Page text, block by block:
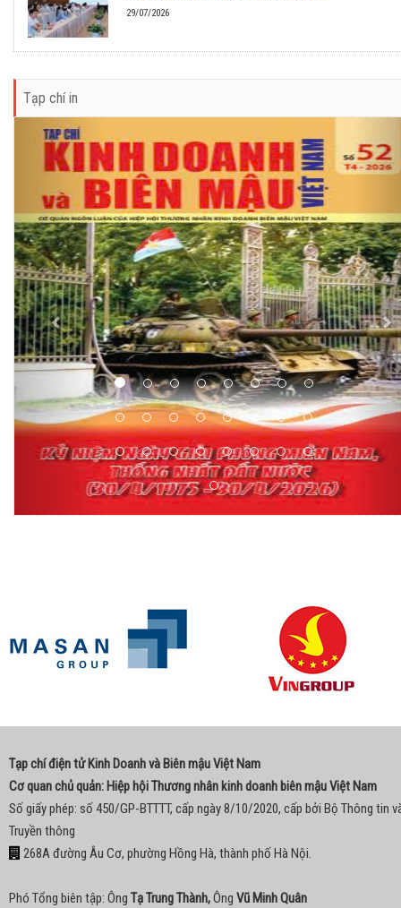
29/07/2026
Tạp chí in
Previous
Tạp chí điện tử Kinh Doanh và Biên mậu Việt Nam
Cơ quan chủ quản: Hiệp hội Thương nhân kinh doanh biên mậu Việt Nam
Số giấy phép: số 450/GP-BTTTT, cấp ngày 8/10/2020, cấp bởi Bộ Thông tin
Truyền thông
268A đường Âu Cơ, phường Hồng Hà, thành phố Hà Nội.
Phó Tổng biên tập: Ông Tạ Trung Thành,Ông Vũ Minh Quân